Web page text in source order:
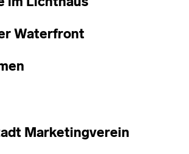
Waterfront
Marketingverein